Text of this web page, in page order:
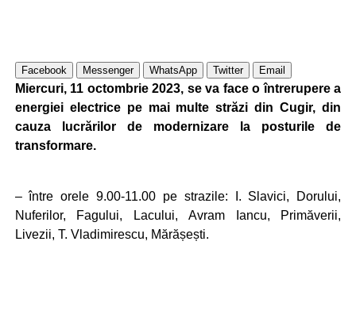
Facebook Messenger WhatsApp Twitter Email
Miercuri, 11 octombrie 2023, se va face o întrerupere a
energiei electrice pe mai multe străzi din Cugir, din
cauza lucrărilor de modernizare la posturile de
transformare.
– între orele 9.00-11.00 pe strazile: I. Slavici, Dorului,
Nuferilor, Fagului, Lacului, Avram Iancu, Primăverii,
Livezii, T. Vladimirescu, Mărășești.